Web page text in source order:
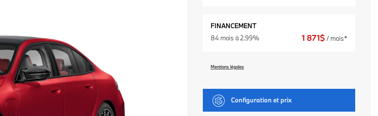
FINANCEMENT
84 mois à 2.99%
1 871$ / mois*
Mentions légales
Configuration et prix